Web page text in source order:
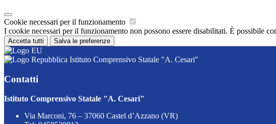
Cookie necessari per il funzionamento
I cookie necessari per il funzionamento non possono essere disabilitati. È possibile
Accetta tutti Salva le preferenze
Istituto Comprensivo Statale "A. Cesari"
Contatti
Istituto Comprensivo Statale "A. Cesari"
Via Marconi, 76 – 37060 Castel d’Azzano (VR)